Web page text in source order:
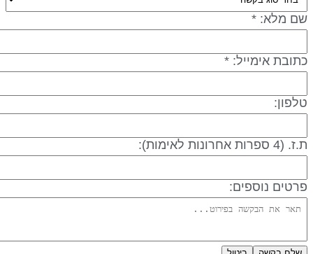
מלא: *
אימייל: *
ספרות אחרונות לאימות):
נוספים: